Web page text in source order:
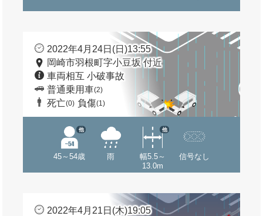
2022年4月24日(日)13:55
岡崎市羽根町字小豆坂 付近
車両相互 小破事故
普通乗用車(2)
死亡(0) 負傷(1)
45～54歳
他
雨
幅5.5～
13.0m
他
信号なし
2022年4月21日(木)19:05